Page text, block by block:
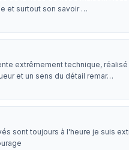
et surtout son savoir …
extrêmement technique,
et un sens du détail remar…
sont toujours à l'heure je suis